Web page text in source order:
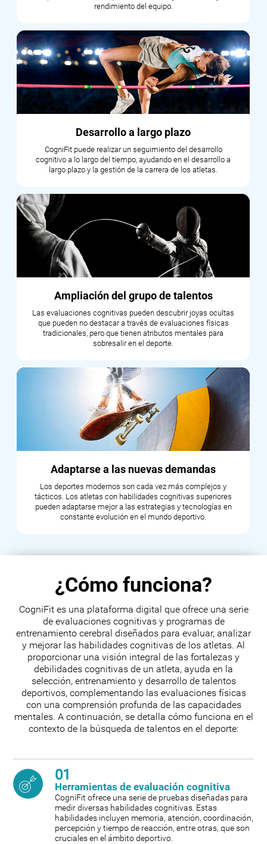
rendimiento del equipo.
Desarrollo a largo plazo
CogniFit puede realizar un seguimiento del desarrollo
cognitivo a lo largo del tiempo, ayudando en el desarrollo a
largo plazo y la gestión de la carrera de los atletas.
Ampliación del grupo de talentos
Las evaluaciones cognitivas pueden descubrir joyas ocultas
que pueden no destacar a través de evaluaciones físicas
tradicionales, pero que tienen atributos mentales para
sobresalir en el deporte.
Adaptarse a las nuevas demandas
Los deportes modernos son cada vez más complejos y
tácticos. Los atletas con habilidades cognitivas superiores
pueden adaptarse mejor a las estrategias y tecnologías en
constante evolución en el mundo deportivo.
¿Cómo funciona?
CogniFit es una plataforma digital que ofrece una serie
de evaluaciones cognitivas y programas de
entrenamiento cerebral diseñados para evaluar, analizar
y mejorar las habilidades cognitivas de los atletas. Al
proporcionar una visión integral de las fortalezas y
debilidades cognitivas de un atleta, ayuda en la
selección, entrenamiento y desarrollo de talentos
deportivos, complementando las evaluaciones físicas
con una comprensión profunda de las capacidades
mentales. A continuación, se detalla cómo funciona en el
contexto de la búsqueda de talentos en el deporte:
01
Herramientas de evaluación cognitiva
CogniFit ofrece una serie de pruebas diseñadas para
medir diversas habilidades cognitivas. Estas
habilidades incluyen memoria, atención, coordinación,
percepción y tiempo de reacción, entre otras, que son
cruciales en el ámbito deportivo.